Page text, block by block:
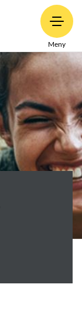
Meny